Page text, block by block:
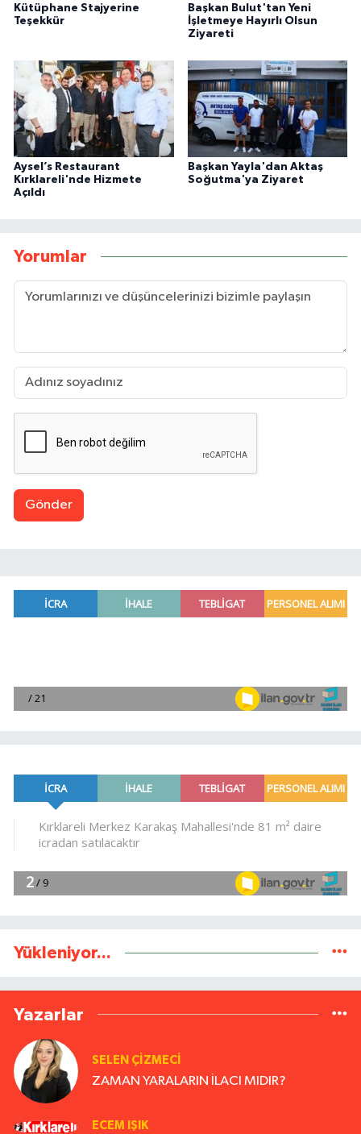
Kütüphane Stajyerine
Teşekkür
Başkan Bulut'tan Yeni
İşletmeye Hayırlı Olsun
Ziyareti
Aysel’s Restaurant
Kırklareli'nde Hizmete
Açıldı
Başkan Yayla'dan Aktaş
Soğutma'ya Ziyaret
Yorumlar
Gönder
Yükleniyor...
Yazarlar
SELEN ÇİZMECİ
ZAMAN YARALARIN İLACI MIDIR?
ECEM IŞIK